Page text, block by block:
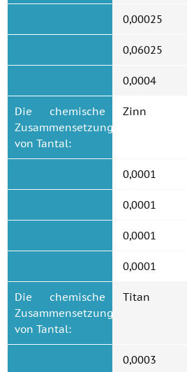
0,00025
0,06025
0,0004
Die chemische
Zusammensetzung
von Tantal:
Zinn
0,0001
0,0001
0,0001
0,0001
Die chemische
Zusammensetzung
von Tantal:
Titan
0,0003